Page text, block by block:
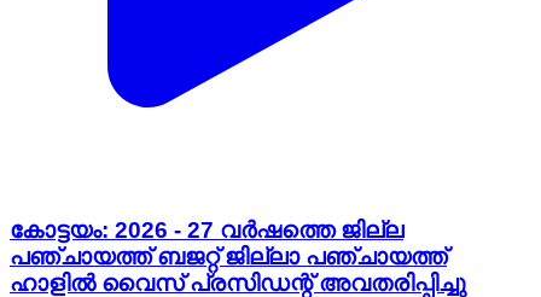
കോട്ടയം: 2026 - 27 വർഷത്തെ ജില്ല
പഞ്ചായത്ത് ബജറ്റ് ജില്ലാ പഞ്ചായത്ത്
ഹാളിൽ വൈസ് പ്രസിഡന്റ് അവതരിപ്പിച്ചു